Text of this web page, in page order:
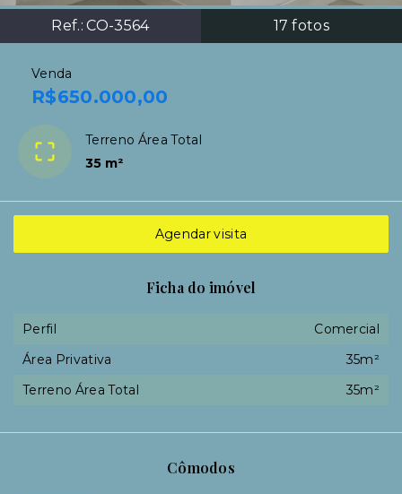
Ref.:CO-3564 17 fotos
Venda
R$650.000,00
Terreno Área Total
35 m²
Cômodos
Agendar visita
Ficha do imóvel
Perfil
Comercial
Área Privativa
35m²
Terreno Área Total
35m²